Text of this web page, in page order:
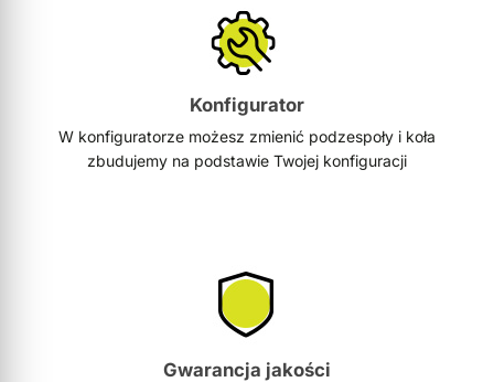
Konfigurator
W konfiguratorze możesz zmienić podzespoły i koła
zbudujemy na podstawie Twojej konfiguracji
Gwarancja jakości